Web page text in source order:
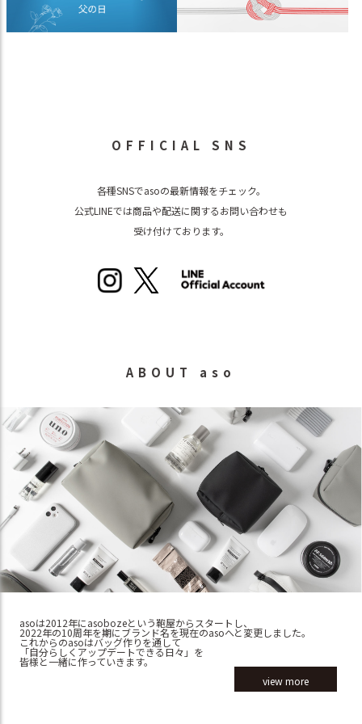
OFFICIAL SNS
各種SNSでasoの最新情報をチェック。
公式LINEでは商品や配送に関するお問い合わせも
受け付けております。
ABOUT aso
asoは2012年にasobozeという鞄屋からスタートし、
2022年の10周年を期にブランド名を現在のasoへと変更しました。
これからのasoはバッグ作りを通して
「自分らしくアップデートできる日々」を
皆様と一緒に作っていきます。
view more